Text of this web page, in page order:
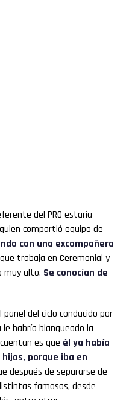
del PRO estaría
compartió equipo de
con una excompañera
trabaja en Ceremonial y
muy alto. Se conocían de
del ciclo conducido por
habría blanqueado la
es que él ya había
porque iba en
después de separarse de
famosas, desde